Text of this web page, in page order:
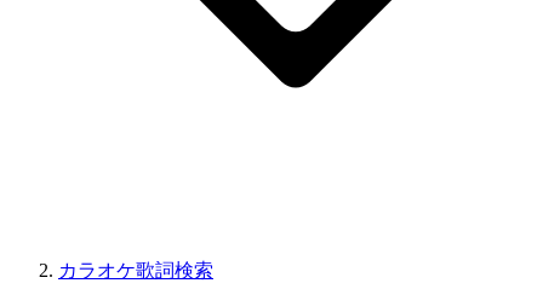
カラオケ歌詞検索